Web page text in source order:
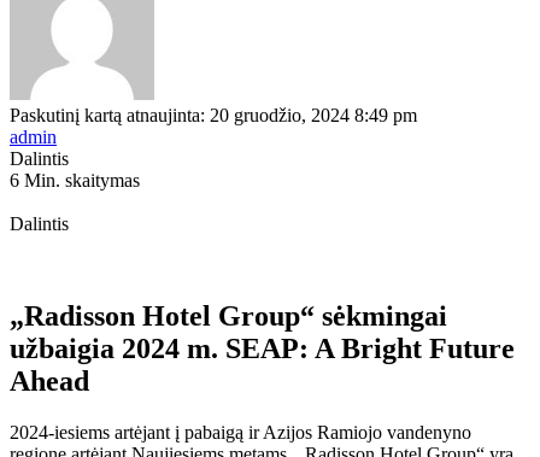
Paskutinį kartą atnaujinta: 20 gruodžio, 2024 8:49 pm
admin
Dalintis
6 Min. skaitymas
Dalintis
„Radisson Hotel Group“ sėkmingai
užbaigia 2024 m. SEAP: A Bright Future
Ahead
2024-iesiems artėjant į pabaigą ir Azijos Ramiojo vandenyno